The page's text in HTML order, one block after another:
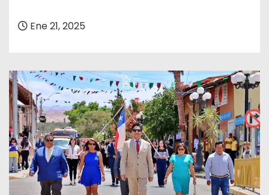
Ene 21, 2025